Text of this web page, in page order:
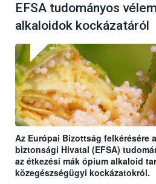
EFSA tudományos
alkaloidok kockázatáról
Az Európai Bizottság felkérésére
biztonsági Hivatal (EFSA)
az étkezési mák ópium alkaloid
közegészségügyi kockázatokról.